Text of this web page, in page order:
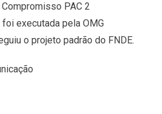
PAC 2
executada pela OMG
o projeto padrão do FNDE.